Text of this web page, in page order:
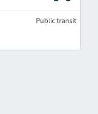
Public transit